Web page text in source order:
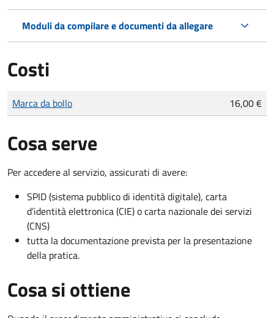
Moduli da compilare e documenti da allegare
Costi
Tipo di pagamento
Importo
Marca da bollo 16,00 €
Cosa serve
Per accedere al servizio, assicurati di avere:
SPID (sistema pubblico di identità digitale), carta
d’identità elettronica (CIE) o carta nazionale dei servizi
(CNS)
tutta la documentazione prevista per la presentazione
della pratica.
Cosa si ottiene